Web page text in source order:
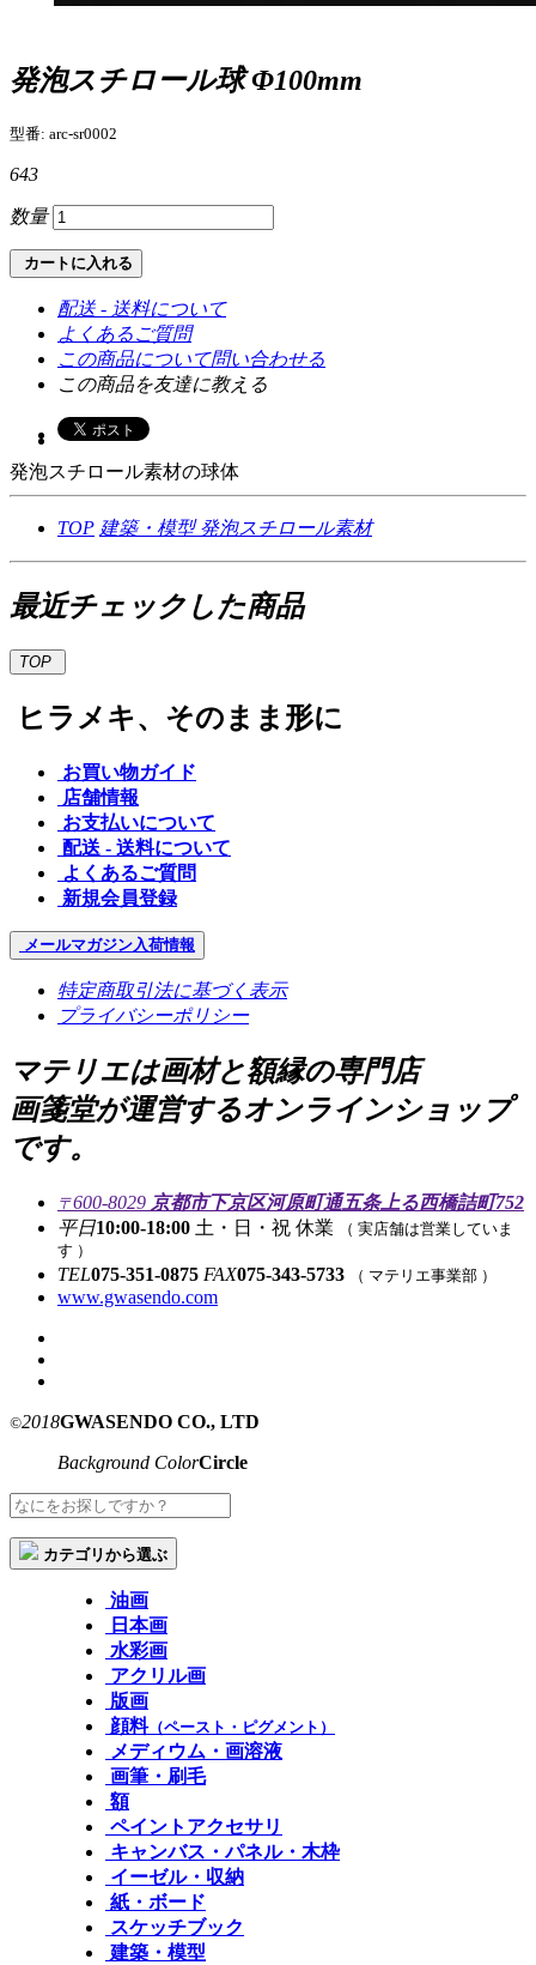
発泡スチロール球 Φ100mm
型番: arc-sr0002
643
数量
カートに入れる
配送 - 送料について
よくあるご質問
この商品について問い合わせる
この商品を友達に教える
発泡スチロール素材の球体
TOP 建築・模型発泡スチロール素材
最近チェックした商品
TOP
ヒラメキ、そのまま形に
お買い物ガイド
店舗情報
お支払いについて
配送 - 送料について
よくあるご質問
新規会員登録
メールマガジン入荷情報
特定商取引法に基づく表示
プライバシーポリシー
マテリエは画材と額縁の専門店
画箋堂が運営するオンラインショップ
です。
〒600-8029 京都市下京区河原町通五条上る西橋詰町752
平日10:00-18:00 土・日・祝 休業 （ 実店舗は営業していま
す ）
TEL075-351-0875 FAX075-343-5733 （ マテリエ事業部 ）
www.gwasendo.com
©2018GWASENDO CO., LTD
Background ColorCircle
カテゴリから選ぶ
油画
日本画
水彩画
アクリル画
版画
顔料（ペースト・ピグメント）
メディウム・画溶液
画筆・刷毛
額
ペイントアクセサリ
キャンバス・パネル・木枠
イーゼル・収納
紙・ボード
スケッチブック
建築・模型